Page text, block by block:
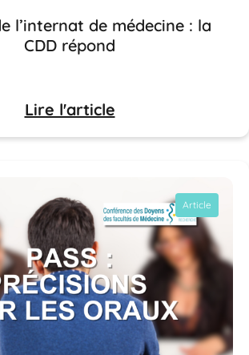
l’internat de médecine : la
CDD répond
Lire l'article
Article